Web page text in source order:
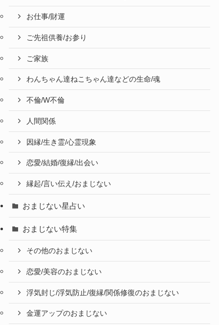
お仕事/財運
ご先祖供養/お参り
ご家族
わんちゃん達ねこちゃん達などの生命/魂
不倫/W不倫
人間関係
因縁/生き霊/心霊現象
恋愛/結婚/復縁/出会い
縁起/言い伝え/おまじない
おまじない星占い
おまじない特集
その他のおまじない
恋愛/美容のおまじない
浮気封じ/浮気防止/復縁/関係修復のおまじない
金運アップのおまじない